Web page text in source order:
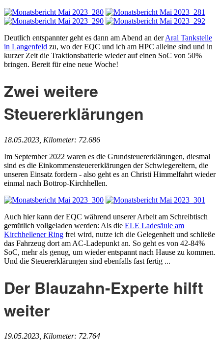
Deutlich entspannter geht es dann am Abend an derAral Tankstelle
in Langenfeld zu, wo der EQC und ich am HPC alleine sind und in
kurzer Zeit die Traktionsbatterie wieder auf einen SoC von 50%
bringen. Bereit für eine neue Woche!
Zwei weitere
Steuererklärungen
18.05.2023, Kilometer: 72.686
Im September 2022 waren es die Grundsteuererklärungen, diesmal
sind es die Einkommensteuererklärungen der Schwiegereltern, die
unseren Einsatz fordern - also geht es an Christi Himmelfahrt wieder
einmal nach Bottrop-Kirchhellen.
Auch hier kann der EQC während unserer Arbeit am Schreibtisch
gemütlich vollgeladen werden: Als die ELE Ladesäule am
Kirchhellener Ring frei wird, nutze ich die Gelegenheit und schließe
das Fahrzeug dort am AC-Ladepunkt an. So geht es von 42-84%
SoC, mehr als genug, um wieder entspannt nach Hause zu kommen.
Und die Steuererklärungen sind ebenfalls fast fertig ...
Der Blauzahn-Experte hilft
weiter
19.05.2023, Kilometer: 72.764